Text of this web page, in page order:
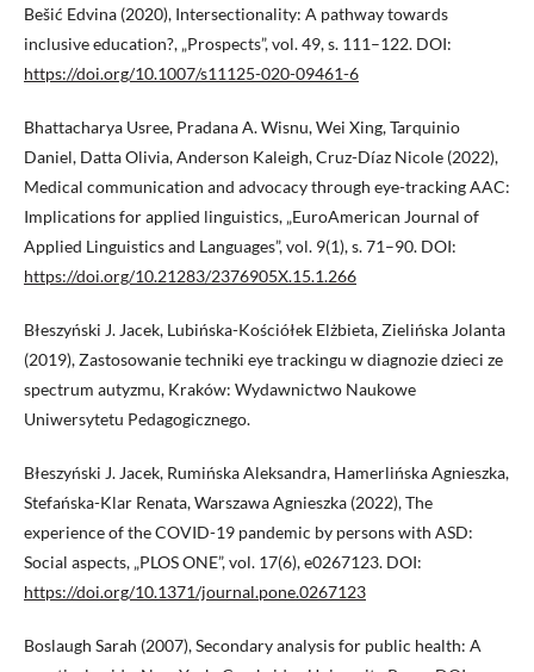
Bešić Edvina (2020), Intersectionality: A pathway towards
inclusive education?, „Prospects”, vol. 49, s. 111–122. DOI:
https://doi.org/10.1007/s11125-020-09461-6
Bhattacharya Usree, Pradana A. Wisnu, Wei Xing, Tarquinio
Daniel, Datta Olivia, Anderson Kaleigh, Cruz-Díaz Nicole (2022),
Medical communication and advocacy through eye-tracking AAC:
Implications for applied linguistics, „EuroAmerican Journal of
Applied Linguistics and Languages”, vol. 9(1), s. 71–90. DOI:
https://doi.org/10.21283/2376905X.15.1.266
Błeszyński J. Jacek, Lubińska-Kościółek Elżbieta, Zielińska Jolanta
(2019), Zastosowanie techniki eye trackingu w diagnozie dzieci ze
spectrum autyzmu, Kraków: Wydawnictwo Naukowe
Uniwersytetu Pedagogicznego.
Błeszyński J. Jacek, Rumińska Aleksandra, Hamerlińska Agnieszka,
Stefańska-Klar Renata, Warszawa Agnieszka (2022), The
experience of the COVID-19 pandemic by persons with ASD:
Social aspects, „PLOS ONE”, vol. 17(6), e0267123. DOI:
https://doi.org/10.1371/journal.pone.0267123
Boslaugh Sarah (2007), Secondary analysis for public health: A